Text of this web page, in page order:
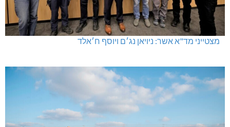
מצטייני מד"א אשר: ניויאן נג׳ם ויוסף ח׳אלד